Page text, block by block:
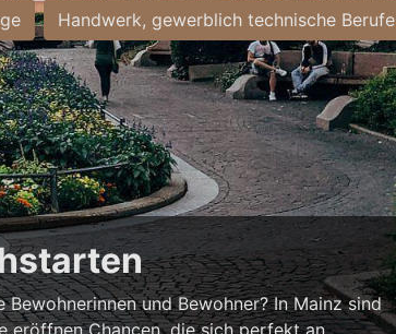
Handwerk, gewerblich technische Berufe
und Bewohner? In Mainz sind